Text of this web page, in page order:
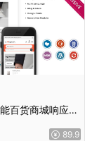
Megacart多功能百货商城响应式商店WooCommerce 主题
89.9